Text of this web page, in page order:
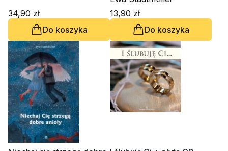
34,90 zł
Do koszyka
13,90 zł
Do koszyka